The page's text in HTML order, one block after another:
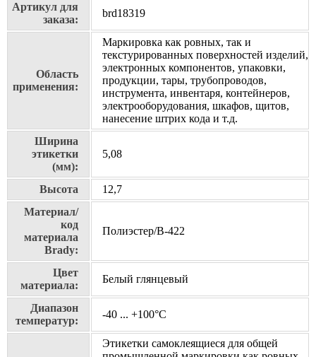
Артикул для
заказа:
brd18319
Область
применения:
Маркировка как ровных, так и
текстурированных поверхностей изделий,
электронных компонентов, упаковки,
продукции, тары, трубопроводов,
инструмента, инвентаря, контейнеров,
электрооборудования, шкафов, щитов,
нанесение штрих кода и т.д.
Ширина
этикетки
(мм):
5,08
Высота
12,7
Материал/
код
материала
Brady:
Полиэстер/В-422
Цвет
материала:
Белый глянцевый
Диапазон
температур:
-40 ... +100°С
Этикетки самоклеящиеся для общей